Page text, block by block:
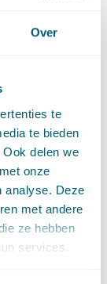
Over
te
te bieden
delen we
onze
analyse. Deze
met andere
ze hebben
services.